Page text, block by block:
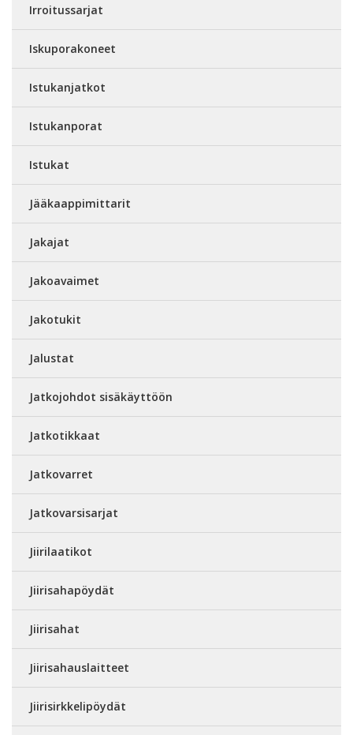
Irroitussarjat
Iskuporakoneet
Istukanjatkot
Istukanporat
Istukat
Jääkaappimittarit
Jakajat
Jakoavaimet
Jakotukit
Jalustat
Jatkojohdot sisäkäyttöön
Jatkotikkaat
Jatkovarret
Jatkovarsisarjat
Jiirilaatikot
Jiirisahapöydät
Jiirisahat
Jiirisahauslaitteet
Jiirisirkkelipöydät